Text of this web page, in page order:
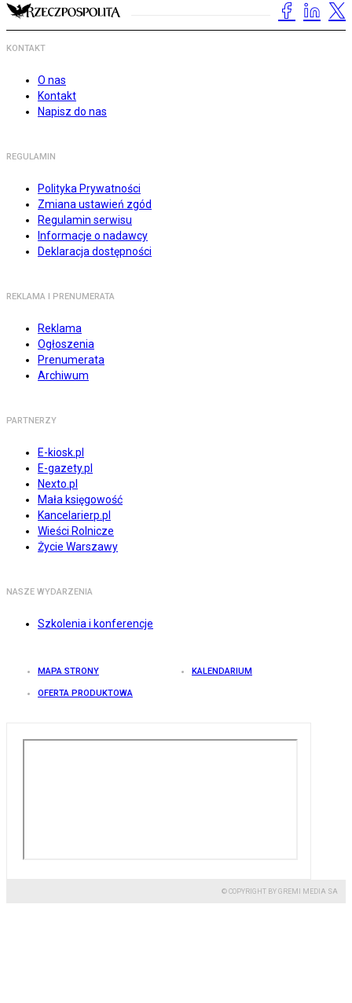
KONTAKT
O nas
Kontakt
Napisz do nas
REGULAMIN
Polityka Prywatności
Zmiana ustawień zgód
Regulamin serwisu
Informacje o nadawcy
Deklaracja dostępności
REKLAMA I PRENUMERATA
Reklama
Ogłoszenia
Prenumerata
Archiwum
PARTNERZY
E-kiosk.pl
E-gazety.pl
Nexto.pl
Mała księgowość
Kancelarierp.pl
Wieści Rolnicze
Życie Warszawy
NASZE WYDARZENIA
Szkolenia i konferencje
MAPA STRONY KALENDARIUM
OFERTA PRODUKTOWA
© COPYRIGHT BY GREMI MEDIA SA